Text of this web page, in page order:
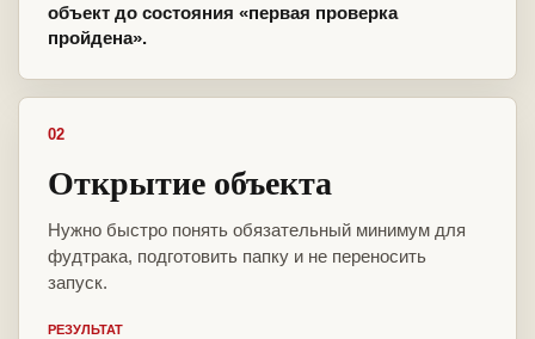
объект до состояния «первая проверка
пройдена».
02
Открытие объекта
Нужно быстро понять обязательный минимум для
фудтрака, подготовить папку и не переносить
запуск.
РЕЗУЛЬТАТ